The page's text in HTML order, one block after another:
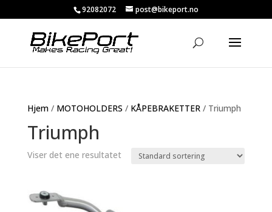
92082072 post@bikeport.no
Hjem/ MOTOHOLDERS / KÅPEBRAKETTER/ Triumph
Triumph
Viser det ene resultatet